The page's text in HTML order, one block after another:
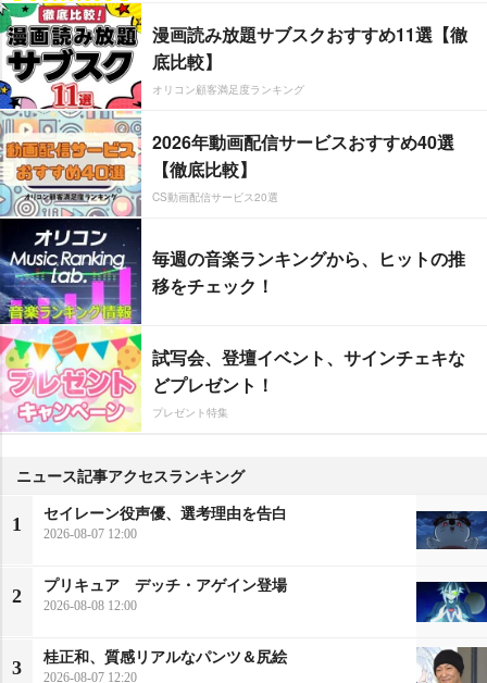
漫画読み放題サブスクおすすめ11選【徹
底比較】
オリコン顧客満足度ランキング
2026年動画配信サービスおすすめ40選
【徹底比較】
CS動画配信サービス20選
毎週の音楽ランキングから、ヒットの推
移をチェック！
試写会、登壇イベント、サインチェキな
どプレゼント！
プレゼント特集
ニュース記事アクセスランキング
1
セイレーン役声優、選考理由を告白
2026-08-07 12:00
2
プリキュア デッチ・アゲイン登場
2026-08-08 12:00
3
桂正和、質感リアルなパンツ＆尻絵
2026-08-07 12:20